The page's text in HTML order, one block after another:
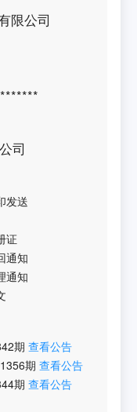
限公司
司
发送
证
通知
通知
期 查看公告
1356期 查看公告
期 查看公告